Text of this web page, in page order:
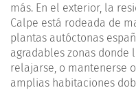
más. En el exterior, la
Calpe está rodeada de
plantas autóctonas
agradables zonas donde
relajarse, o mantenerse
amplias habitaciones